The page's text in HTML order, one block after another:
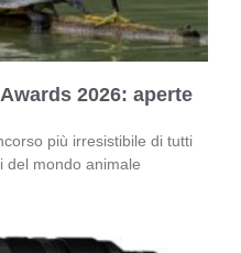
2026: aperte
più irresistibile di tutti
del mondo animale